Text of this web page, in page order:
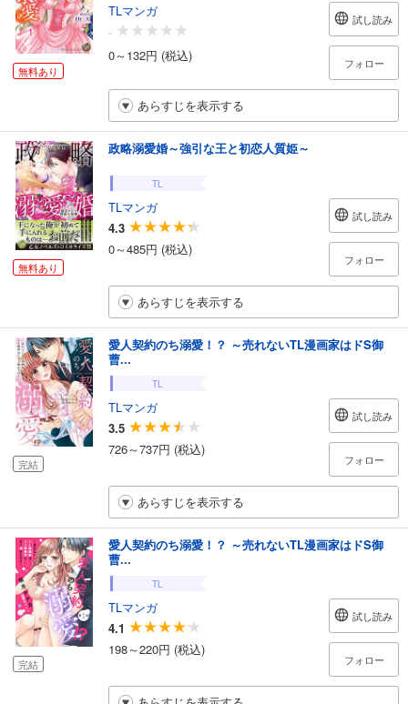
無料あり
TLマンガ
-
0～132円 (税込)
試し読み
フォロー
あらすじを表示する
無料あり
政略溺愛婚～強引な王と初恋人質姫～
TL
TLマンガ
4.3
0～485円 (税込)
試し読み
フォロー
あらすじを表示する
完結
愛人契約のち溺愛！？ ～売れないTL漫画家はドS御
曹...
TL
TLマンガ
3.5
726～737円 (税込)
試し読み
フォロー
あらすじを表示する
完結
愛人契約のち溺愛！？ ～売れないTL漫画家はドS御
曹...
TL
TLマンガ
4.1
198～220円 (税込)
試し読み
フォロー